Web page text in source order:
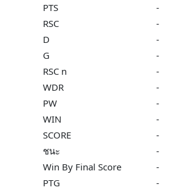
PTS
-
RSC
-
D
-
G
-
RSC n
-
WDR
-
PW
-
WIN
-
SCORE
-
ชนะ
-
Win By Final Score
-
PTG
-